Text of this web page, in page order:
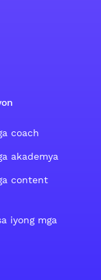
accountaccount
ng Instagram
coach
akademya
content
iyong mga